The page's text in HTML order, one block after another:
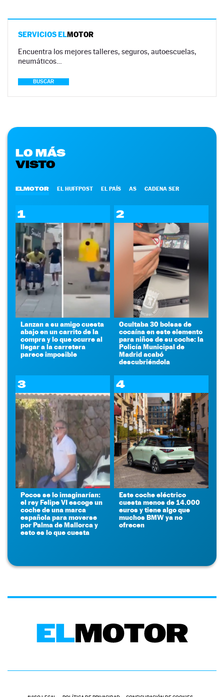
SERVICIOS ELMOTOR
Encuentra los mejores talleres, seguros, autoescuelas,
neumáticos…
BUSCAR
LO MÁS
VISTO
ELMOTOR EL HUFFPOST EL PAÍS AS CADENA SER
1
Lanzan a su amigo cuesta
abajo en un carrito de la
compra y lo que ocurre al
llegar a la carretera
parece imposible
2
Ocultaba 30 bolsas de
cocaína en este elemento
para niños de su coche: la
Policía Municipal de
Madrid acabó
descubriéndola
3
Pocos se lo imaginarían:
el rey Felipe VI escoge un
coche de una marca
española para moverse
por Palma de Mallorca y
esto es lo que cuesta
4
Este coche eléctrico
cuesta menos de 14.000
euros y tiene algo que
muchos BMW ya no
ofrecen